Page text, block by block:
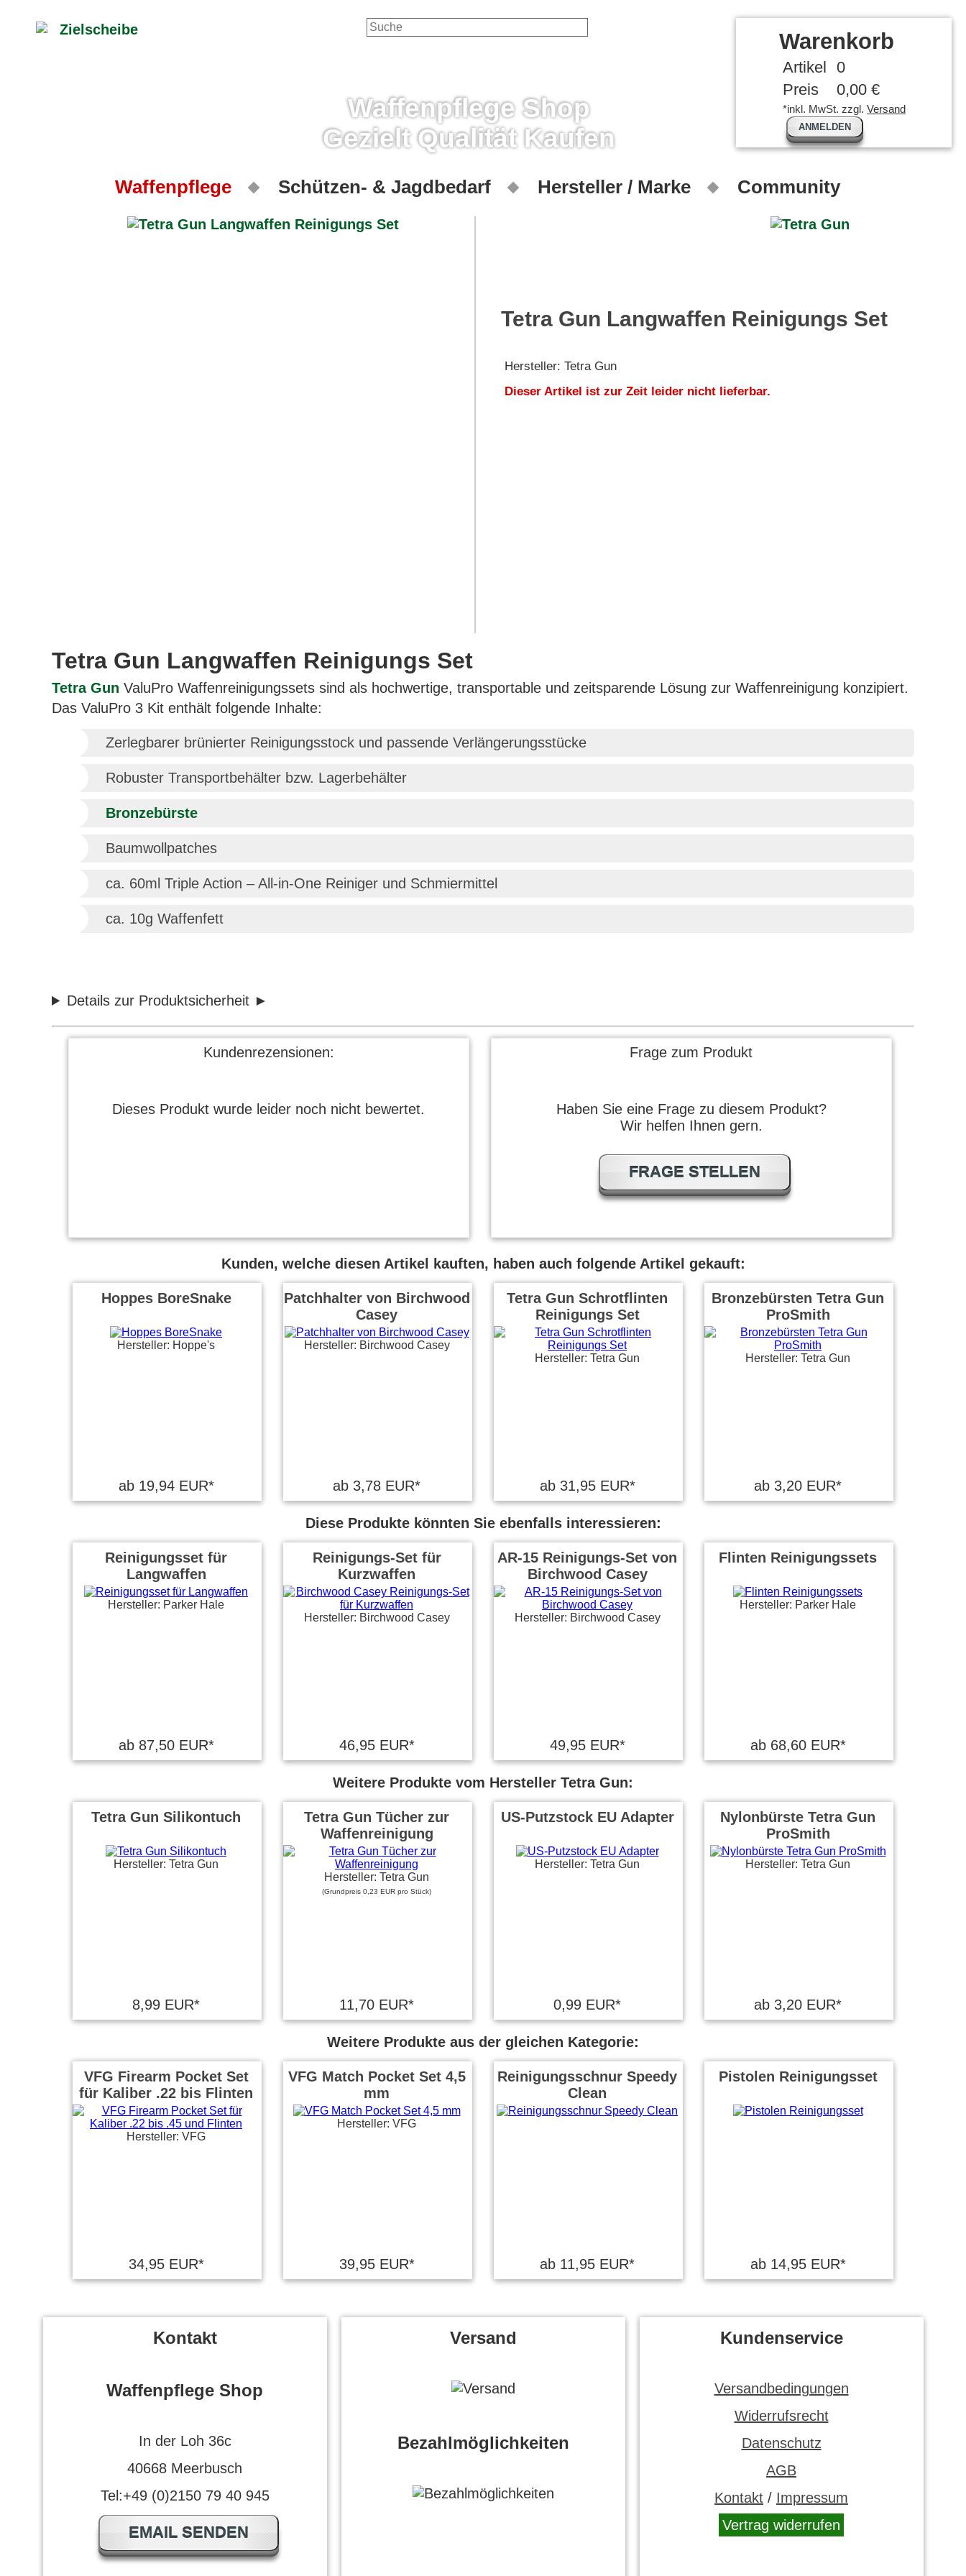
Waffenpflege Shop
Gezielt Qualität Kaufen
Warenkorb
Artikel 0
Preis
0,00 €
*inkl. MwSt. zzgl. Versand
ANMELDEN
Waffenpflege Schützen- & Jagdbedarf Hersteller / Marke Community
Tetra Gun Langwaffen Reinigungs Set
Hersteller: Tetra Gun
Dieser Artikel ist zur Zeit leider nicht lieferbar.
Tetra Gun Langwaffen Reinigungs Set
Tetra Gun ValuPro Waffenreinigungssets sind als hochwertige, transportable und zeitsparende Lösung zur Waffenreinigung konzipiert.
Das ValuPro 3 Kit enthält folgende Inhalte:
Zerlegbarer brünierter Reinigungsstock und passende Verlängerungsstücke
Robuster Transportbehälter bzw. Lagerbehälter
Bronzebürste
Baumwollpatches
ca. 60ml Triple Action – All-in-One Reiniger und Schmiermittel
ca. 10g Waffenfett
Details zur Produktsicherheit
Kundenrezensionen:
Dieses Produkt wurde leider noch nicht bewertet.
Frage zum Produkt
Haben Sie eine Frage zu diesem Produkt?
Wir helfen Ihnen gern.
FRAGE STELLEN
Kunden, welche diesen Artikel kauften, haben auch folgende Artikel gekauft:
Hoppes BoreSnake
Hersteller: Hoppe's
ab 19,94 EUR*
Patchhalter von Birchwood
Casey
Hersteller: Birchwood Casey
ab 3,78 EUR*
Tetra Gun Schrotflinten
Reinigungs Set
Hersteller: Tetra Gun
ab 31,95 EUR*
Bronzebürsten Tetra Gun
ProSmith
Hersteller: Tetra Gun
ab 3,20 EUR*
Diese Produkte könnten Sie ebenfalls interessieren:
Reinigungsset für
Langwaffen
Hersteller: Parker Hale
ab 87,50 EUR*
Reinigungs-Set für
Kurzwaffen
Hersteller: Birchwood Casey
46,95 EUR*
AR-15 Reinigungs-Set von
Birchwood Casey
Hersteller: Birchwood Casey
49,95 EUR*
Flinten Reinigungssets
Hersteller: Parker Hale
ab 68,60 EUR*
Weitere Produkte vom Hersteller Tetra Gun:
Tetra Gun Silikontuch
Hersteller: Tetra Gun
8,99 EUR*
Tetra Gun Tücher zur
Waffenreinigung
Hersteller: Tetra Gun
(Grundpreis 0,23 EUR pro Stück)
11,70 EUR*
US-Putzstock EU Adapter
Hersteller: Tetra Gun
0,99 EUR*
Nylonbürste Tetra Gun
ProSmith
Hersteller: Tetra Gun
ab 3,20 EUR*
Weitere Produkte aus der gleichen Kategorie:
VFG Firearm Pocket Set
für Kaliber .22 bis Flinten
Hersteller: VFG
34,95 EUR*
VFG Match Pocket Set 4,5
mm
Hersteller: VFG
39,95 EUR*
Reinigungsschnur Speedy
Clean
ab 11,95 EUR*
Pistolen Reinigungsset
ab 14,95 EUR*
Kontakt
Waffenpflege Shop
In der Loh 36c
40668 Meerbusch
Tel:+49 (0)2150 79 40 945
EMAIL SENDEN
Versand
Bezahlmöglichkeiten
Kundenservice
Versandbedingungen
Widerrufsrecht
Datenschutz
AGB
Kontakt / Impressum
Vertrag widerrufen